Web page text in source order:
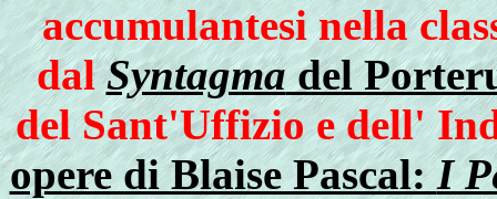
accumulantesi nella
dalSyntagmadel
del Sant'Uffizio e dell'
opere di Blaise Pascal:I